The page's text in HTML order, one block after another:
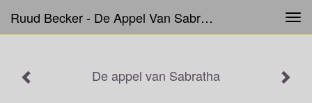
Ruud Becker - De Appel Van Sabratha
De appel van Sabratha